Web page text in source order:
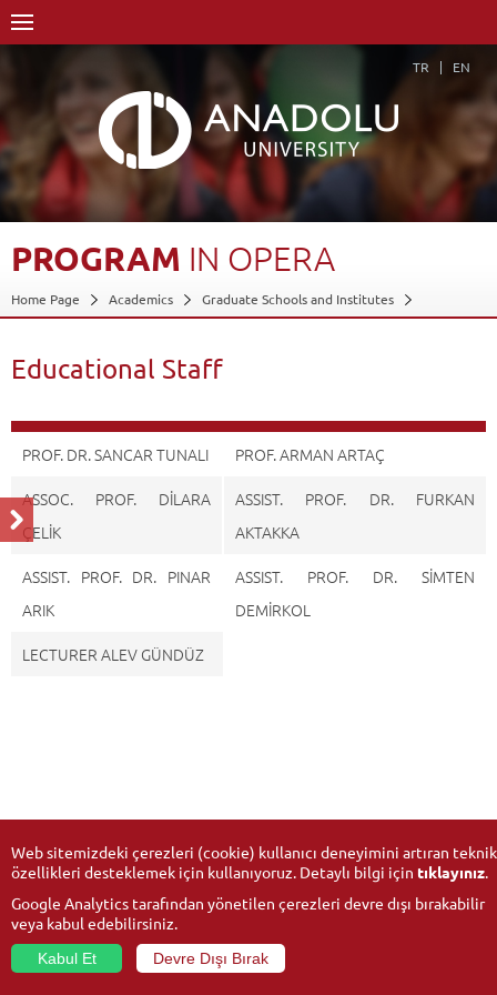
TR EN
PROGRAM IN OPERA
Home Page Academics
Graduate Schools and Institutes
Master of Arts (MA) Degree
Program in Opera
Educational Staff
PROF. DR. SANCAR TUNALI
PROF. ARMAN ARTAÇ
ASSOC. PROF. DİLARA
ÇELİK
ASSIST. PROF. DR. FURKAN
AKTAKKA
ASSIST. PROF. DR. PINAR
ARIK
ASSIST. PROF. DR. SİMTEN
DEMİRKOL
LECTURER ALEV GÜNDÜZ
Web sitemizdeki çerezleri (cookie) kullanıcı deneyimini artıran teknik
özellikleri desteklemek için kullanıyoruz. Detaylı bilgi için tıklayınız.
Google Analytics tarafından yönetilen çerezleri devre dışı bırakabilir
veya kabul edebilirsiniz.
Kabul Et
Devre Dışı Bırak
© 2026Anadolu University- All rights reserved.